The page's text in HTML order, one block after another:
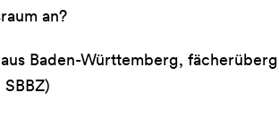
an?
Baden-Württemberg,